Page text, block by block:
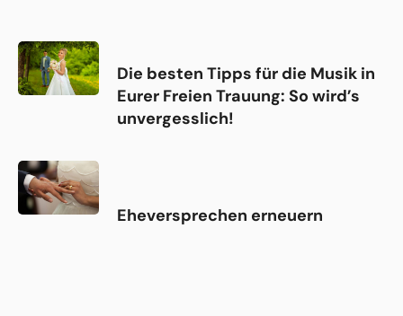
Die besten Tipps für die Musik in
Eurer Freien Trauung: So wird’s
unvergesslich!
Eheversprechen erneuern